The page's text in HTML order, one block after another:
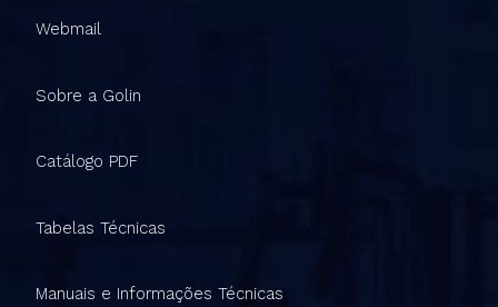
Webmail
Sobre a Golin
Catálogo PDF
Tabelas Técnicas
Manuais e Informações Técnicas